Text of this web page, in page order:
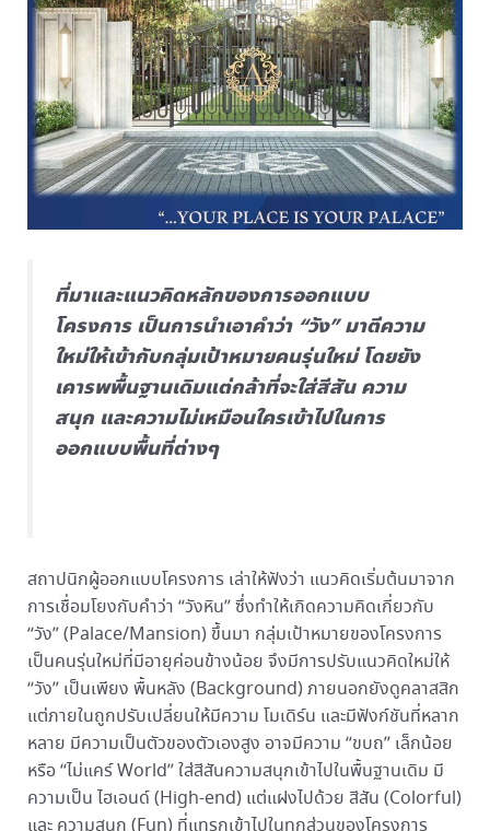
ที่มาและแนวคิดหลักของการออกแบบ
โครงการ เป็นการนำเอาคำว่า “วัง” มาตีความ
ใหม่ให้เข้ากับกลุ่มเป้าหมายคนรุ่นใหม่ โดยยัง
เคารพพื้นฐานเดิมแต่กล้าที่จะใส่สีสัน ความ
สนุก และความไม่เหมือนใครเข้าไปในการ
ออกแบบพื้นที่ต่างๆ
สถาปนิกผู้ออกแบบโครงการ เล่าให้ฟังว่า แนวคิดเริ่มต้นมาจาก
การเชื่อมโยงกับคำว่า “วังหิน” ซึ่งทำให้เกิดความคิดเกี่ยวกับ
“วัง” (Palace/Mansion) ขึ้นมา กลุ่มเป้าหมายของโครงการ
เป็นคนรุ่นใหม่ที่มีอายุค่อนข้างน้อย จึงมีการปรับแนวคิดใหม่ให้
“วัง” เป็นเพียง พื้นหลัง (Background) ภายนอกยังดูคลาสสิก
แต่ภายในถูกปรับเปลี่ยนให้มีความ โมเดิร์น และมีฟังก์ชันที่หลาก
หลาย มีความเป็นตัวของตัวเองสูง อาจมีความ “ขบถ” เล็กน้อย
หรือ “ไม่แคร์ World” ใส่สีสันความสนุกเข้าไปในพื้นฐานเดิม มี
ความเป็น ไฮเอนด์ (High-end) แต่แฝงไปด้วย สีสัน (Colorful)